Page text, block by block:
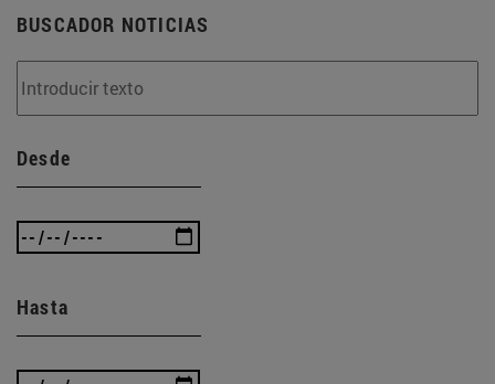
BUSCADOR NOTICIAS
Desde
Hasta